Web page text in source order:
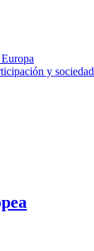
y sociedad